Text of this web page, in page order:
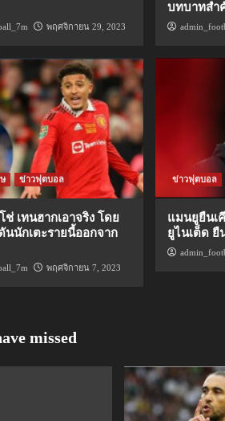
พฤศจิกายน 29, 2023
บทบาทสำ
ข่าวฟุตบอล
ช่ เทนฮากเอาจริง โดย
นนักเตะรายนี้ออกจาก
พฤศจิกายน 7, 2023
ข่าวฟุตบอล
แมนยูยืนเ
ยูไนเต็ด ยื
missed